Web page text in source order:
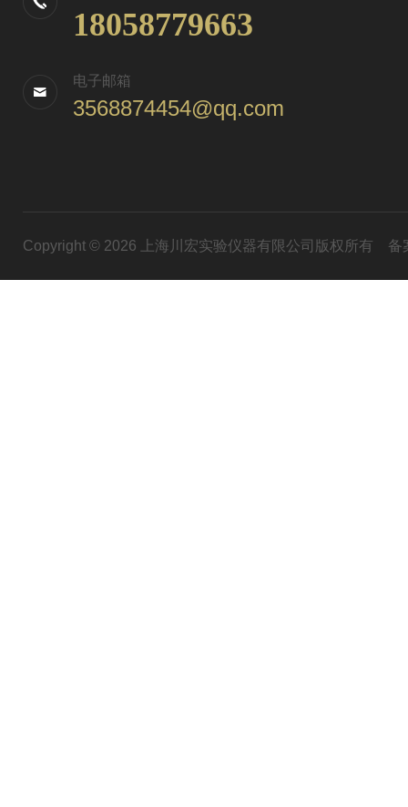
18058779663
电子邮箱
3568874454@qq.com
Copyright © 2026 上海川宏实验仪器有限公司版权所有 备